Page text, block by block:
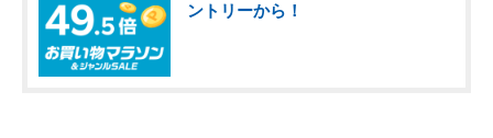
ントリーから！